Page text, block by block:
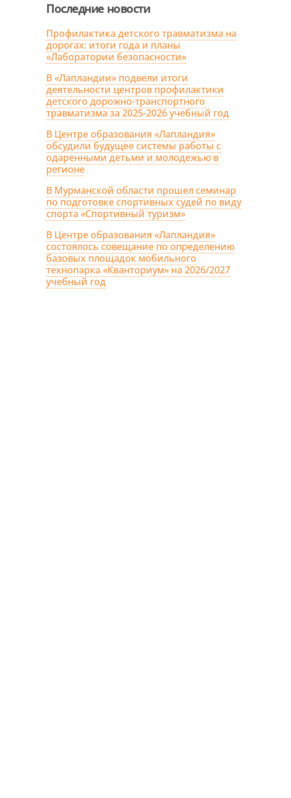
Последние новости
Профилактика детского травматизма на
дорогах: итоги года и планы
«Лаборатории безопасности»
В «Лапландии» подвели итоги
деятельности центров профилактики
детского дорожно-транспортного
травматизма за 2025-2026 учебный год
В Центре образования «Лапландия»
обсудили будущее системы работы с
одаренными детьми и молодежью в
регионе
В Мурманской области прошел семинар
по подготовке спортивных судей по виду
спорта «Спортивный туризм»
В Центре образования «Лапландия»
состоялось совещание по определению
базовых площадок мобильного
технопарка «Кванториум» на 2026/2027
учебный год